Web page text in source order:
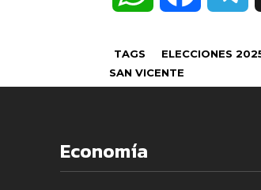
a
TAGS ELECCIONES
SAN VICENTE
Economía